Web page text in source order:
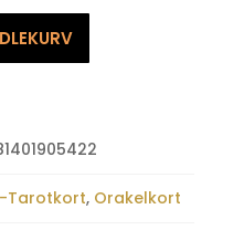
Tarotkort, Orakelkort